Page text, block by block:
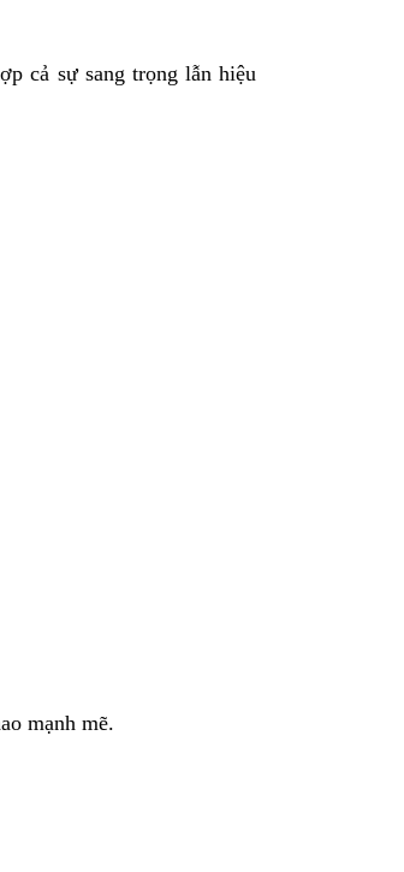
cả sự sang trọng lẫn hiệu
mạnh mẽ.